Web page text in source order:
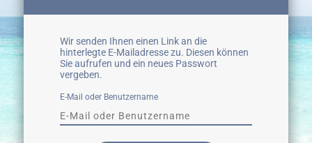
Wir senden Ihnen einen Link an die
hinterlegte E-Mailadresse zu. Diesen können
Sie aufrufen und ein neues Passwort
vergeben.
E-Mail oder Benutzername